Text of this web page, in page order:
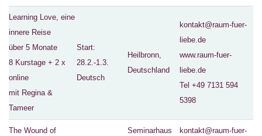
Learning Love, eine
innere Reise
über 5 Monate
8 Kurstage + 2 x
online
mit Regina &
Tameer
Start:
28.2.-1.3.
Deutsch
Heilbronn,
Deutschland
kontakt@raum-fuer-
liebe.de
www.raum-fuer-
liebe.de
Tel +49 7131 594
5398
The Wound of
Seminarhaus
kontakt@raum-fuer-